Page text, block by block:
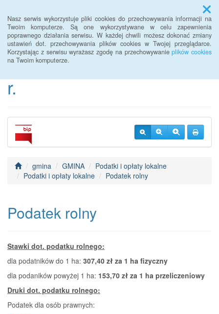
Nasz serwis wykorzystuje pliki cookies do przechowywania informacji na
Twoim komputerze. Są one wykorzystywane w celu zapewnienia
poprawnego działania serwisu. W każdej chwili możesz dokonać zmiany
ustawień dot. przechowywania plików cookies w Twojej przeglądarce.
Korzystając z serwisu wyrażasz zgodę na przechowywanieplików cookies
na Twoim komputerze.
Menu
BIP Urzędu Gminy
Janowice Wielkie od 2022
r.
gmina GMINA
Podatki i opłaty lokalne
Podatki i opłaty lokalne
Podatek rolny
Podatek rolny
Stawki dot. podatku rolnego:
dla podatników do 1 ha: 307,40 zł za 1 ha fizyczny
dla podaników powyżej 1 ha: 153,70 zł za 1 ha przeliczeniowy
Druki dot. podatku rolnego:
Podatek dla osób prawnych: